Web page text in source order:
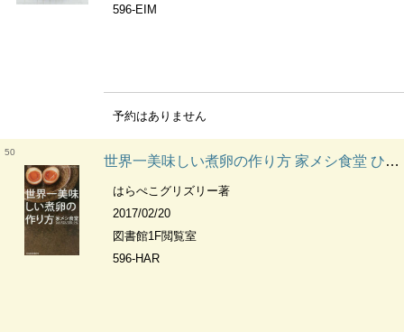
596-EIM
予約はありません
50
世界一美味しい煮卵の作り方 家メシ食堂 ひとりぶん100レシピ
はらぺこグリズリー著
2017/02/20
図書館1F閲覧室
596-HAR